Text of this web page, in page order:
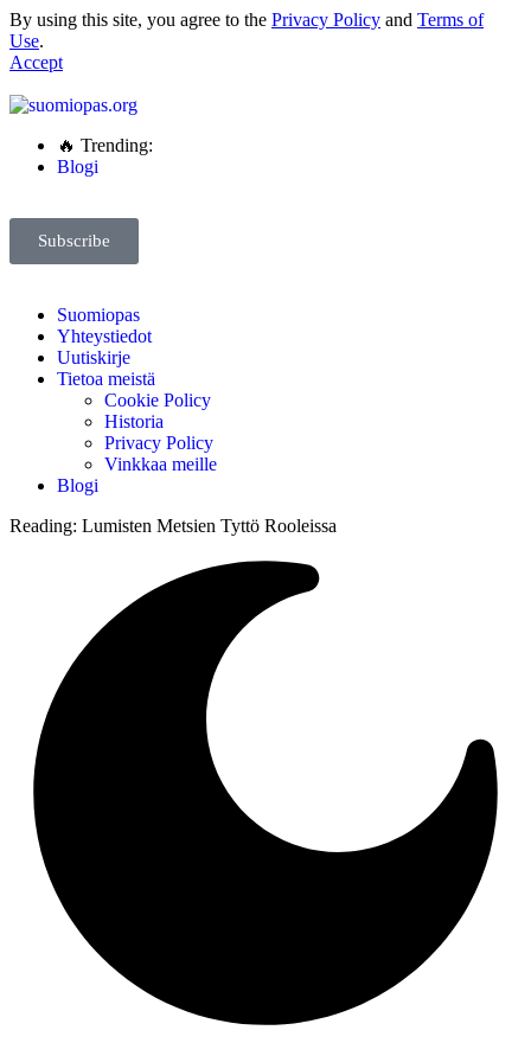
By using this site, you agree to the Privacy Policy and Terms of
Use.
Accept
🔥 Trending:
Blogi
Subscribe
Suomiopas
Yhteystiedot
Uutiskirje
Tietoa meistä
Cookie Policy
Historia
Privacy Policy
Vinkkaa meille
Blogi
Reading: Lumisten Metsien Tyttö Rooleissa